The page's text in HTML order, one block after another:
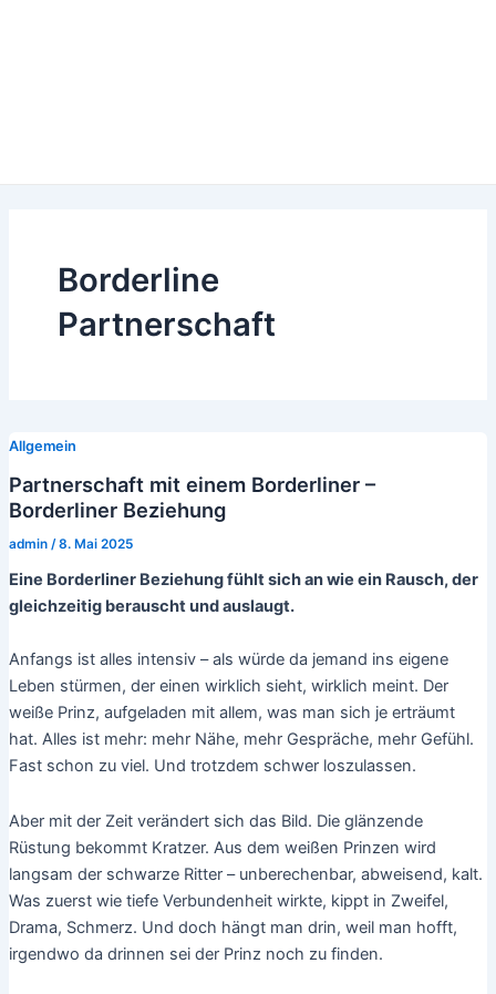
Borderline
Partnerschaft
Allgemein
Partnerschaft mit einem Borderliner –
Borderliner Beziehung
admin /8. Mai 2025
Eine Borderliner Beziehung fühlt sich an wie ein Rausch, der
gleichzeitig berauscht und auslaugt.
Anfangs ist alles intensiv – als würde da jemand ins eigene
Leben stürmen, der einen wirklich sieht, wirklich meint. Der
weiße Prinz, aufgeladen mit allem, was man sich je erträumt
hat. Alles ist mehr: mehr Nähe, mehr Gespräche, mehr Gefühl.
Fast schon zu viel. Und trotzdem schwer loszulassen.
Aber mit der Zeit verändert sich das Bild. Die glänzende
Rüstung bekommt Kratzer. Aus dem weißen Prinzen wird
langsam der schwarze Ritter – unberechenbar, abweisend, kalt.
Was zuerst wie tiefe Verbundenheit wirkte, kippt in Zweifel,
Drama, Schmerz. Und doch hängt man drin, weil man hofft,
irgendwo da drinnen sei der Prinz noch zu finden.